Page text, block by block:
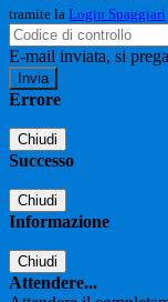
tramite la Login Spaggiari
E-mail inviata, si
Errore
Chiudi
Successo
Chiudi
Informazione
Chiudi
Attendere...